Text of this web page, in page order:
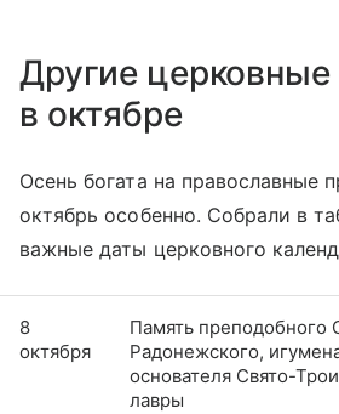
Другие церковные
в октябре
Осень богата на православные
октябрь особенно. Собрали в
важные даты церковного
8
октября
Память преподобного
Радонежского,
основателя Свято-
лавры